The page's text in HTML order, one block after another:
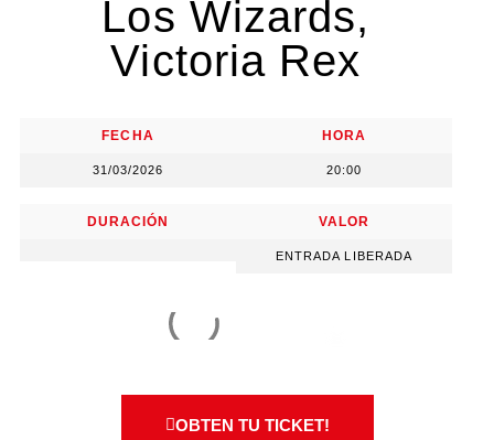
Los Wizards,
Victoria Rex
FECHA
31/03/2026
HORA
20:00
DURACIÓN VALOR
ENTRADA LIBERADA
OBTEN TU TICKET!